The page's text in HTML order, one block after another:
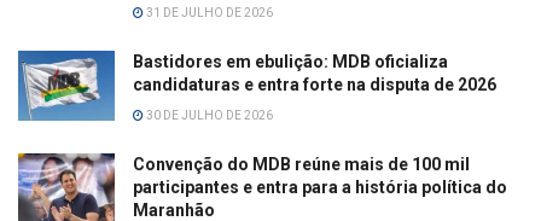
31 DE JULHO DE 2026
Bastidores em ebulição: MDB oficializa
candidaturas e entra forte na disputa de 2026
30 DE JULHO DE 2026
Convenção do MDB reúne mais de 100 mil
participantes e entra para a história política do
Maranhão